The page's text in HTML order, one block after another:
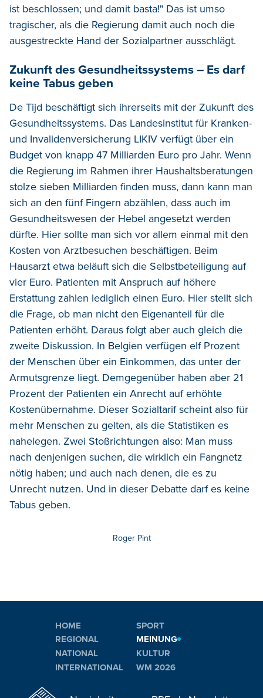
ist beschlossen; und damit basta!" Das ist umso
tragischer, als die Regierung damit auch noch die
ausgestreckte Hand der Sozialpartner ausschlägt.
Zukunft des Gesundheitssystems – Es darf
keine Tabus geben
De Tijd beschäftigt sich ihrerseits mit der Zukunft des
Gesundheitssystems. Das Landesinstitut für Kranken-
und Invalidenversicherung LIKIV verfügt über ein
Budget von knapp 47 Milliarden Euro pro Jahr. Wenn
die Regierung im Rahmen ihrer Haushaltsberatungen
stolze sieben Milliarden finden muss, dann kann man
sich an den fünf Fingern abzählen, dass auch im
Gesundheitswesen der Hebel angesetzt werden
dürfte. Hier sollte man sich vor allem einmal mit den
Kosten von Arztbesuchen beschäftigen. Beim
Hausarzt etwa beläuft sich die Selbstbeteiligung auf
vier Euro. Patienten mit Anspruch auf höhere
Erstattung zahlen lediglich einen Euro. Hier stellt sich
die Frage, ob man nicht den Eigenanteil für die
Patienten erhöht. Daraus folgt aber auch gleich die
zweite Diskussion. In Belgien verfügen elf Prozent
der Menschen über ein Einkommen, das unter der
Armutsgrenze liegt. Demgegenüber haben aber 21
Prozent der Patienten ein Anrecht auf erhöhte
Kostenübernahme. Dieser Sozialtarif scheint also für
mehr Menschen zu gelten, als die Statistiken es
nahelegen. Zwei Stoßrichtungen also: Man muss
nach denjenigen suchen, die wirklich ein Fangnetz
nötig haben; und auch nach denen, die es zu
Unrecht nutzen. Und in dieser Debatte darf es keine
Tabus geben.
Roger Pint
HOME
REGIONAL
NATIONAL
INTERNATIONAL
SPORT
MEINUNG
KULTUR
WM 2026